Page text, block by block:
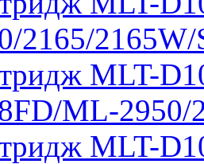
2165/
MLT-
ML-2950/
MLT-